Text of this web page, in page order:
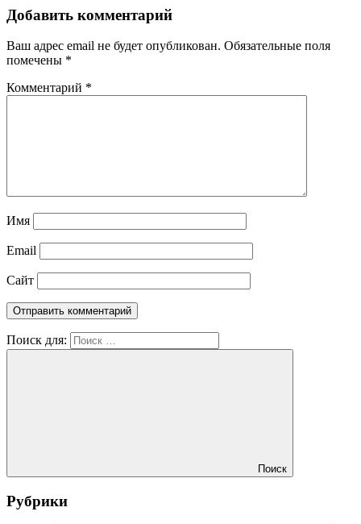
Добавить комментарий
Ваш адрес email не будет опубликован. Обязательные поля
помечены *
Комментарий *
Имя
Email
Сайт
Поиск для:
Поиск
Рубрики